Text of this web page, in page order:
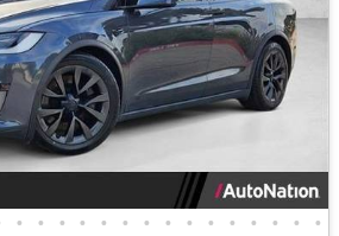
• • • • • • • • • • • • • • •